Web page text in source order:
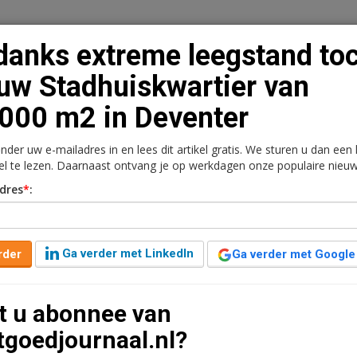
Vacaturebank Contact Abonnementen
Kantoren Retail Logistiek Juridisch | Fiscaal
toch nieuw
m2 in Deventer
van de gemeente Deventer bouwen voor €34
het nieuwe zeer duurzame stadskantoor, een ontwerp
en protesten binnen de gemeente.
extreme leegstand
Stadhuiskwartier van
m2 in Deventer
uw e-mailadres in en lees dit artikel gratis. We sturen u dan een
te lezen. Daarnaast ontvang je op werkdagen onze populaire
*:
Ga verder met LinkedIn Ga verder met Google
u abonnee van